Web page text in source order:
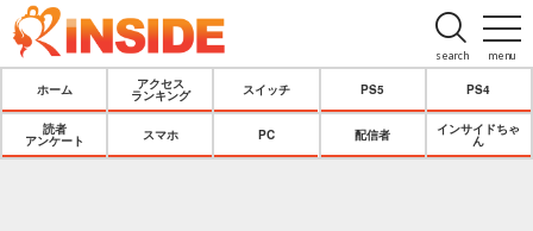
menu
search
ホーム
アクセス
ランキング
スイッチ PS5 PS4
読者
アンケート
スマホ PC 配信者
インサイドちゃ
ん